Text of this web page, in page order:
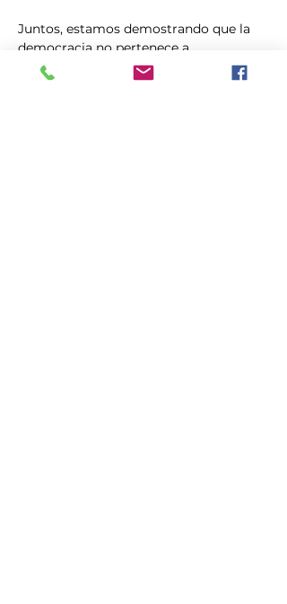
Juntos, estamos demostrando que la
democracia no pertenece a
multimillonarios, comités de acción
política corporativos ni a figuras